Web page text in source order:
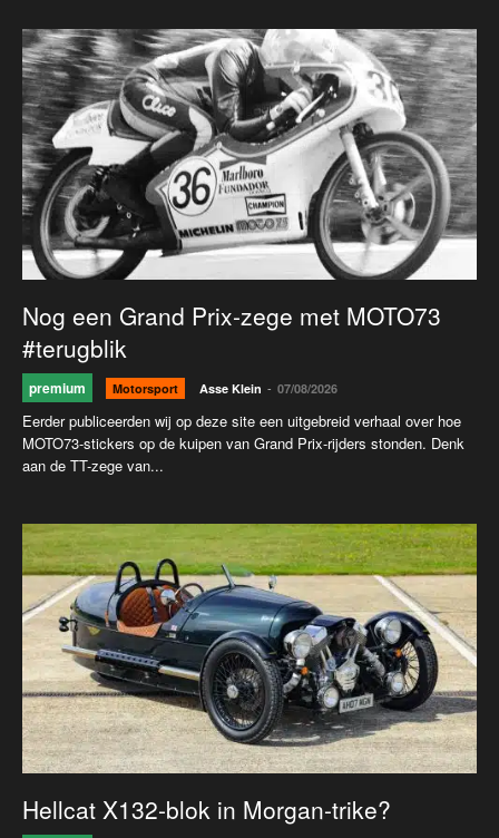
Nog een Grand Prix-zege met MOTO73
#terugblik
premium Motorsport Asse Klein - 07/08/2026
Eerder publiceerden wij op deze site een uitgebreid verhaal over hoe
MOTO73-stickers op de kuipen van Grand Prix-rijders stonden. Denk
aan de TT-zege van...
Hellcat X132-blok in Morgan-trike?